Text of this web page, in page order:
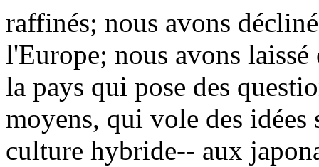
raffinés; nous avons
l'Europe; nous avons
la pays qui pose des
moyens, qui vole des idées
culture hybride-- aux